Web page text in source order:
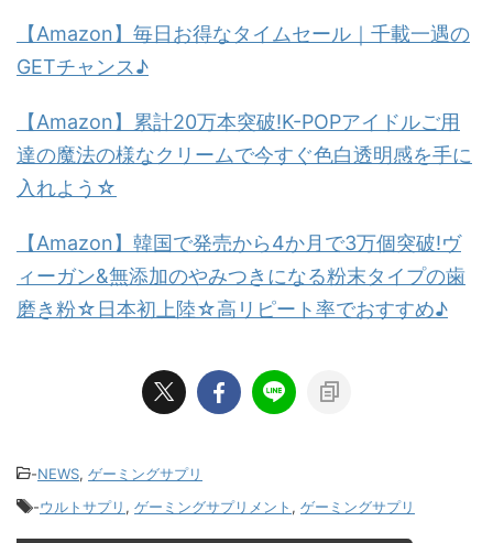
【Amazon】毎日お得なタイムセール｜千載一遇の
GETチャンス♪
【Amazon】累計20万本突破!K-POPアイドルご用
達の魔法の様なクリームで今すぐ色白透明感を手に
入れよう☆
【Amazon】韓国で発売から4か月で3万個突破!ヴ
ィーガン&無添加のやみつきになる粉末タイプの歯
磨き粉☆日本初上陸☆高リピート率でおすすめ♪
-NEWS, ゲーミングサプリ
-ウルトサプリ , ゲーミングサプリメント , ゲーミングサプリ